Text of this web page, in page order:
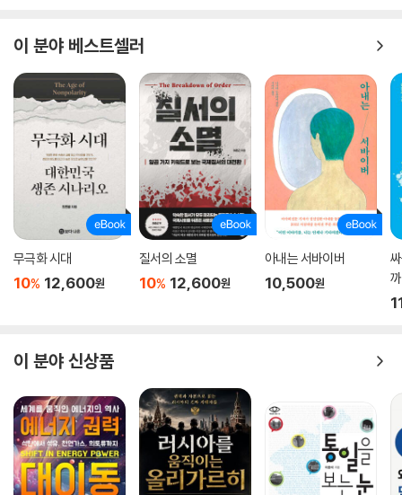
또한 가자 지구에서 벌어지는 참혹한 인명 살상과 이를 저지하지 못하는
국제 사회의 무능은 인권과 인도주의라는 가치가 얼마나 쉽게 폐기될 수
있는지를 증명한다.
더 큰 문제는 전 세계적 경기 하락 국면에 패권 이동, 즉 열강 사이의 싸움
까지 겹치면 최악의 반동 정치가 판을 치게 된다는 점이다. 이탈리아와 네
덜란드, 핀란드 그리고 미국 등에서 초강경 우파가 집권한 것도 위기의 한
징후다. 또 다른 우려는 세계적 경기 하락 국면에서 누적된 모순은 결국 큰
전쟁을 불러왔다는 데 있다. 전간기(戰間期, 1918~1939)에 누적된 모
순이 제2차 세계대전을 초래한 것처럼, 앞으로 펼쳐질 글로벌 무한 각축은
신자유주의 파산, 기후 붕괴와 맞물려 또 다른 대규모 전쟁을 불러올 수 있
이미 세계는 반도체, 에너지, 희토류 등 전략 자원을 둘러싼 ‘경제 전쟁’을
에 의한 통제가 사라진 빈자리에 ‘힘이 곧 정의’가 되는 시대 한가운데에 서
있다. 과거에 세계 경찰을 자임해 왔던 미국은 이제 체면을 차릴 것도 없이
그저 세계를 주무르고 있는 여러 조폭 조직의 하나로 그 위상을 재정리하
고 있다. 과연 우리는 과거와 같은 방식으로 미국에 전적으로 의존할 수 있
을까? 미국에게 동맹의 가치가 더 이상 예전 같지 않다면, 한국 역시 한미
이 분야 베스트셀러
무극화 시대
10% 12,600원
질서의 소멸
10% 12,600원
아내는 서바이버
10,500원
까
이 분야 신상품